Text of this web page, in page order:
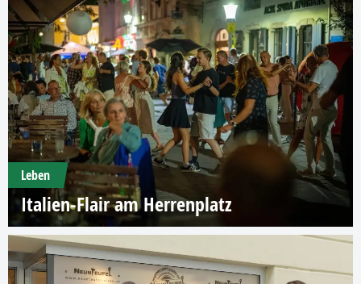
Leben
Italien-Flair am Herrenplatz